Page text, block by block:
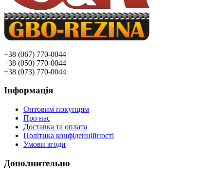
+38 (067) 770-0044
+38 (050) 770-0044
+38 (073) 770-0044
Інформація
Оптовим покупцям
Про нас
Доставка та оплата
Політика конфіденційності
Умови згоди
Дополнительно